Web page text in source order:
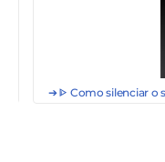
➔ ᐈ Como silenciar o